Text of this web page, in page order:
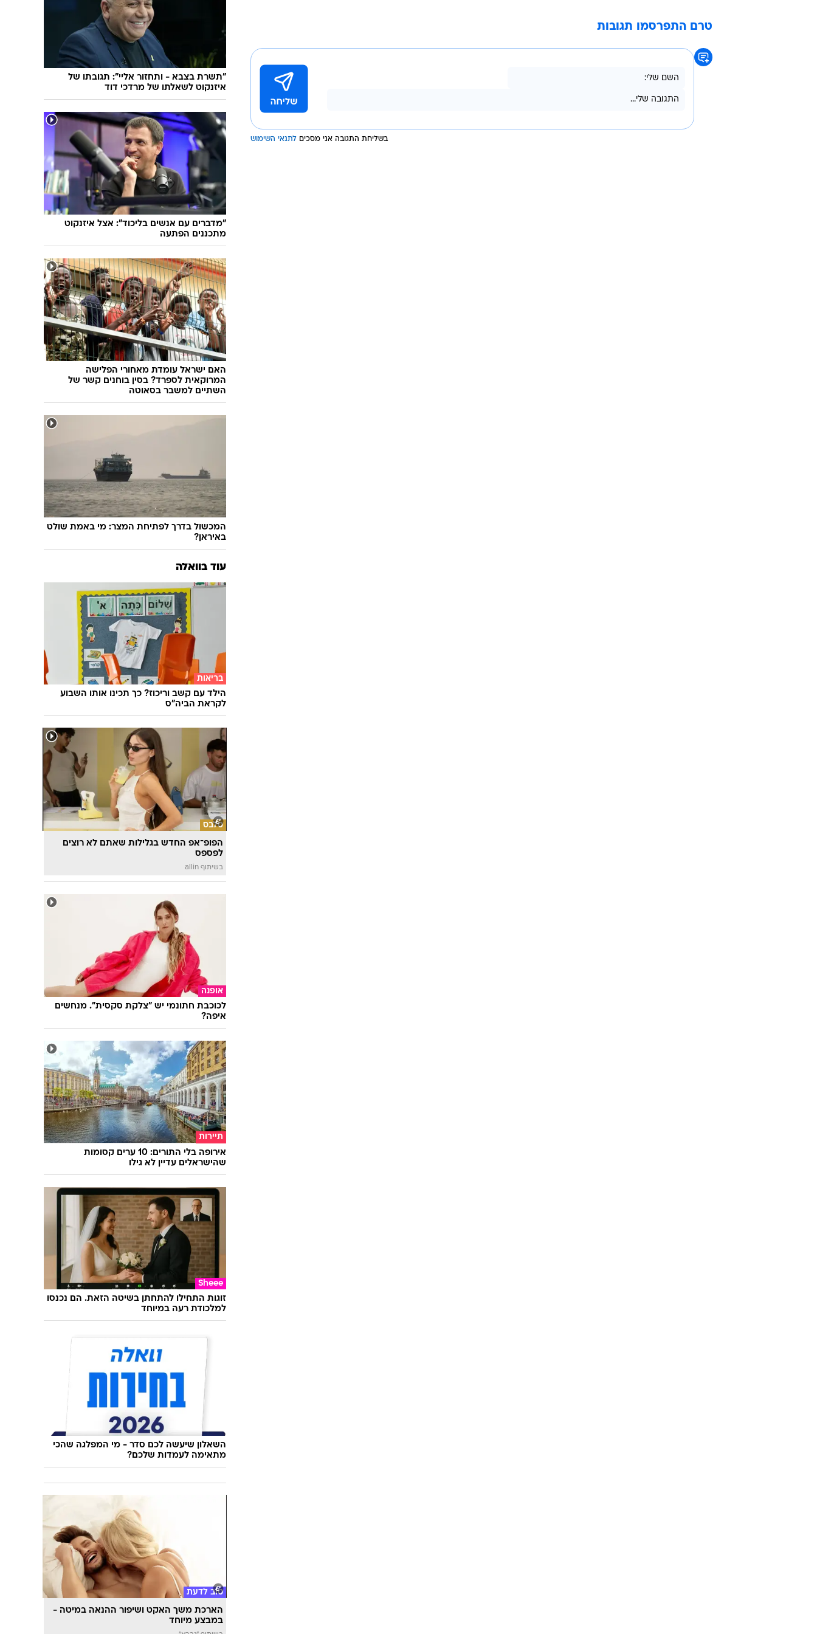
טרם התפרסמו תגובות
בשליחת התגובה אני מסכים לתנאי השימוש
"תשרת בצבא - ותחזור אליי": תגובתו של
איזנקוט לשאלתו של מרדכי דוד
"מדברים עם אנשים בליכוד": אצל איזנקוט
מתכננים הפתעה
האם ישראל עומדת מאחורי הפלישה
המרוקאית לספרד? בסין בוחנים קשר של
השתיים למשבר בסאוטה
המכשול בדרך לפתיחת המצר: מי באמת שולט
באיראן?
עוד בוואלה
בריאות
הילד עם קשב וריכוז? כך תכינו אותו השבוע
לקראת הביה"ס
סלבס
הפופ־אפ החדש בגלילות שאתם לא רוצים
לפספס
בשיתוף allin
אופנה
לכוכבת חתונמי יש "צלקת סקסית". מנחשים
איפה?
תיירות
אירופה בלי התורים: 10 ערים קסומות
שהישראלים עדיין לא גילו
Sheee
זוגות התחילו להתחתן בשיטה הזאת. הם נכנסו
למלכודת רעה במיוחד
השאלון שיעשה לכם סדר - מי המפלגה שהכי
מתאימה לעמדות שלכם?
טוב לדעת
הארכת משך האקט ושיפור ההנאה במיטה -
במבצע מיוחד